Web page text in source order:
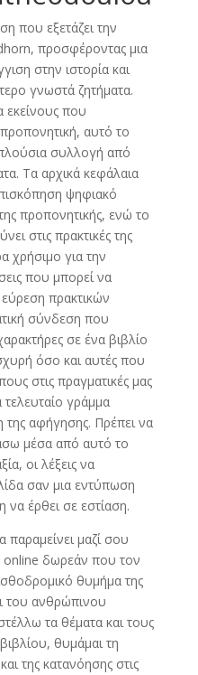
που εξετάζει την
προσφέροντας μια
στην ιστορία και
γνωστά ζητήματα.
εκείνους που
αυτό το
συλλογή από
Τα αρχικά κεφάλαια
ψηφιακό
προπονητικής, ενώ το
στις πρακτικές της
χρήσιμο για την
που μπορεί να
εύρεση πρακτικών
σύνδεση που
σε ένα βιβλίο
όσο και αυτές που
στις πραγματικές μας
τελευταίο γράμμα
της αφήγησης. Πρέπει να
μέσα από αυτό το
οι λέξεις να
σαν μια εντύπωση
έρθει σε εστίαση.
παραμείνει μαζί σου
online δωρεάν που τον
θυμήμα της
του ανθρώπινου
τα θέματα και τους
θυμάμαι τη
της κατανόησης στις